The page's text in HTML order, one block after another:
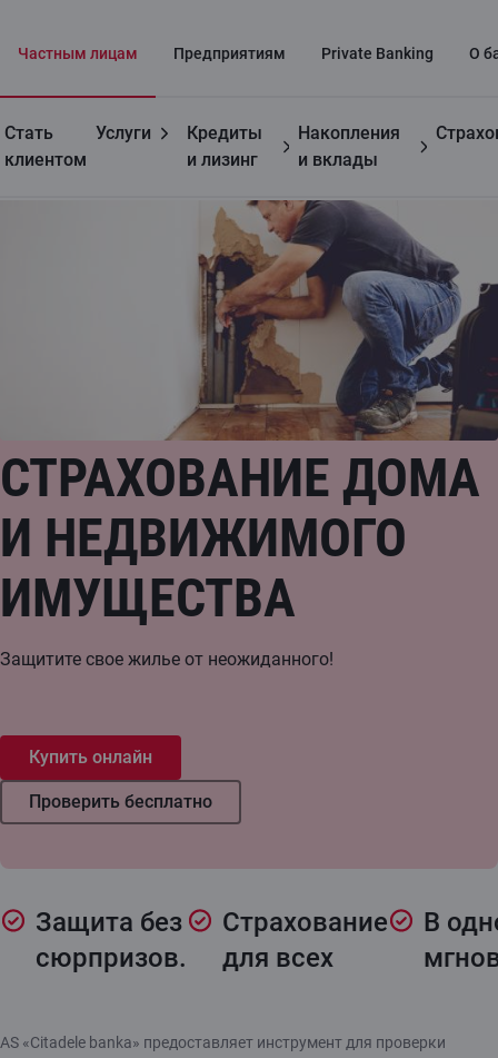
Частным лицaм Предприятиям Private Banking О
Стать
клиентом
Услуги
Кредиты
и лизинг
Накопления
и вклады
Частным лицам Страхование недвижимого имущества
СТРАХОВАНИЕ ДОМА
И НЕДВИЖИМОГО
ИМУЩЕСТВА
Защитите свое жилье от неожиданного!
Купить онлайн
Проверить бесплатно
Защита без
сюрпризов.
Страхование
для всех
В
AS «Citadele banka» предоставляет инструмент для проверки